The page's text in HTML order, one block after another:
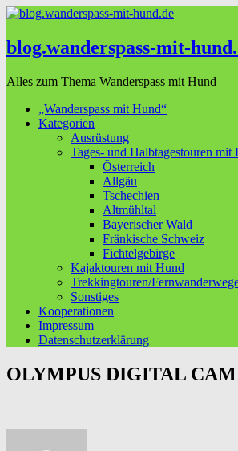
blog.wanderspass-mit-
Alles zum Thema Wanderspass mit Hund
„Wanderspass mit Hund“
Kategorien
Ausrüstung
Tages- und Halbtagestouren mit
Österreich
Allgäu
Tschechien
Altmühltal
Bayerischer Wald
Fränkische Schweiz
Fichtelgebirge
Kajaktouren mit Hund
Trekkingtouren/
Sonstiges
Kooperationen
Impressum
Datenschutzerklärung
OLYMPUS DIGITAL